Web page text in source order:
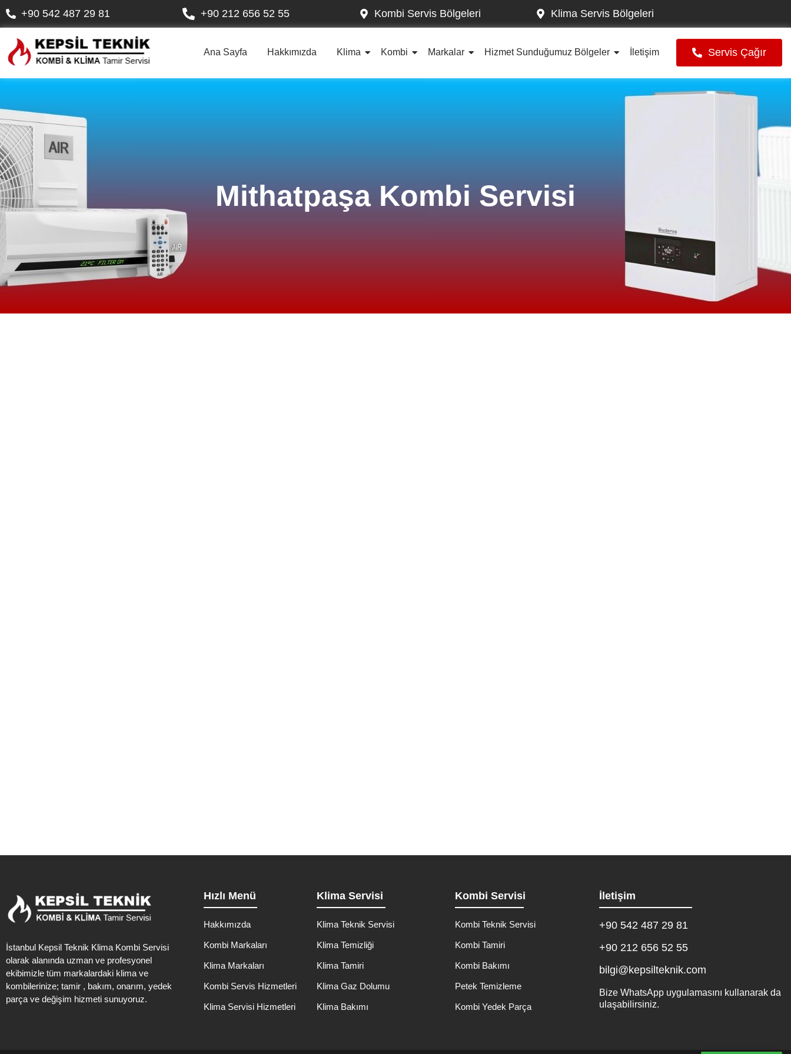
+90 542 487 29 81 +90 212 656 52 55 Kombi Servis Bölgeleri Klima Servis Bölgeleri
Ana Sayfa Hakkımızda Klima Kombi Markalar Hizmet Sunduğumuz Bölgeler İletişim Servis Çağır
Mithatpaşa Kombi Servisi
İstanbul Kepsil Teknik Klima Kombi Servisi
olarak alanında uzman ve profesyonel
ekibimizle tüm markalardaki klima ve
kombilerinize; tamir , bakım, onarım, yedek
parça ve değişim hizmeti sunuyoruz.
Hızlı Menü
Hakkımızda
Kombi Markaları
Klima Markaları
Kombi Servis Hizmetleri
Klima Servisi Hizmetleri
Klima Servisi
Klima Teknik Servisi
Klima Temizliği
Klima Tamiri
Klima Gaz Dolumu
Klima Bakımı
Kombi Servisi
Kombi Teknik Servisi
Kombi Tamiri
Kombi Bakımı
Petek Temizleme
Kombi Yedek Parça
İletişim
+90 542 487 29 81
+90 212 656 52 55
bilgi@kepsilteknik.com
Bize WhatsApp uygulamasını kullanarak da
ulaşabilirsiniz.